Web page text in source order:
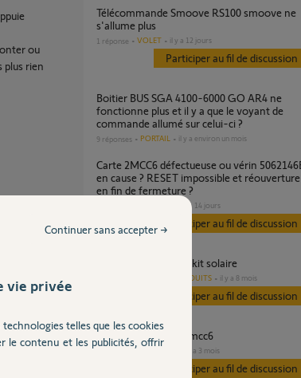
ou
plus rien
Télécommande Smoove RS100 smoove ne
s'allume plus
1 réponse VOLET il y a 12 jours
Participer au fil de discussion
boitier BUS SGA 4100-6000 GO AR4 ne
fonctionne plus et il y a que le voyant de
commande allumé sur celui-ci ?
9 réponses PORTAIL il y a environ un mois
Carte 2MCC6 défectueuse ou vérin 5062146B
en cause ? RESET impossible et réouverture
en fin de fermeture ?
il y a 14 jours
Participer au fil de discussion
Fonctionnement du kit solaire
AUTRES PRODUITS il y a 8 mois
Participer au fil de discussion
Reset exavia start 2mcc6
réponses il y a 3 mois
Participer au fil de discussion
vie privée
telles que les cookies
le contenu et les publicités, offrir
Continuer sans accepter →